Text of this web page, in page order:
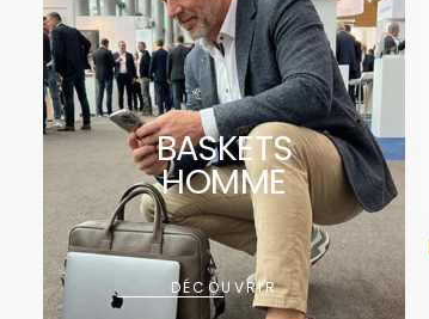
BASKETS
HOMME
DÉCOUVRIR